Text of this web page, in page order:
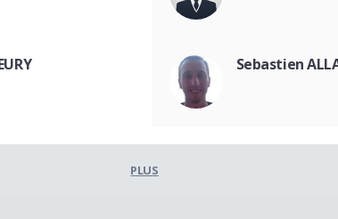
Sebastien
PLUS